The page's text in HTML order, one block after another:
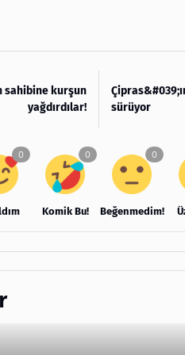
sahibine kurşun
yağdırdılar!
sürüyor
Komik Bu! Beğenmedim!